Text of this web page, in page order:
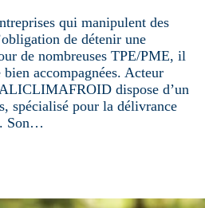
qui manipulent des
de détenir une
de nombreuses TPE/PME, il
accompagnées. Acteur
dispose d’un
spécialisé pour la délivrance
Son…